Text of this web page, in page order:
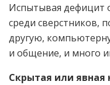
Испытывая дефицит
среди сверстников,
другую,
и общение, и много
Скрытая или явная